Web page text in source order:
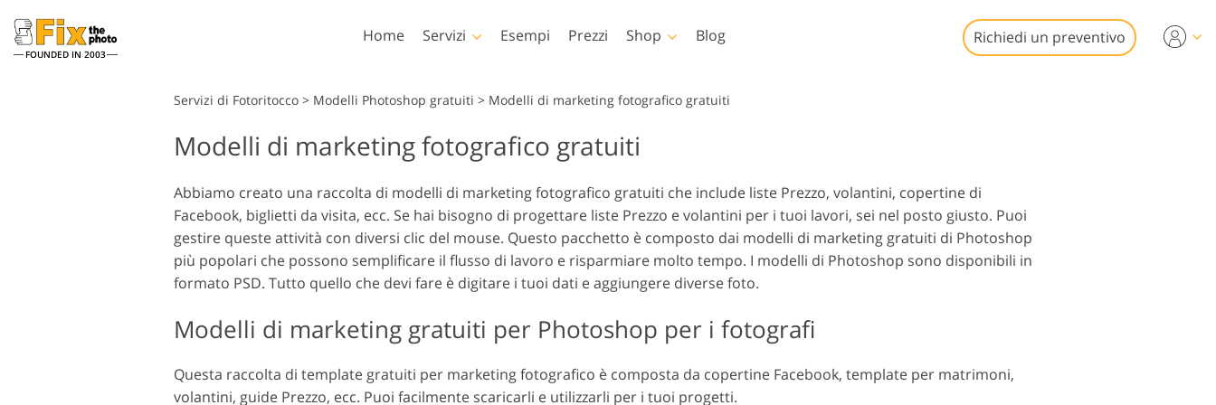
FOUNDED IN 2003
Home Servizi
bambini
immobiliare
Esempi Prezzi Shop
Lightroom
Lightroom Presets
Collezioni
Migliori preset di
Lightroom Deal
Collezione mobile
Photoshop
Azioni di Photoshop
Sovrapposizioni di
Photoshop
Texture di Photoshop
Ps Azioni Intere
Collezioni
Photoshop Packs
Templates
Modelli
Biglietti di San Valentino
Inviti di nozze
Invito di compleanno per
bambini
Blog Richiedi un preventivo
Servizi di Fotoritocco > Modelli Photoshop gratuiti > Modelli di marketing fotografico gratuiti
Modelli di marketing fotografico gratuiti
Abbiamo creato una raccolta di modelli di marketing fotografico gratuiti che include liste Prezzo, volantini, copertine di
Facebook, biglietti da visita, ecc. Se hai bisogno di progettare liste Prezzo e volantini per i tuoi lavori, sei nel posto giusto. Puoi
gestire queste attività con diversi clic del mouse. Questo pacchetto è composto dai modelli di marketing gratuiti di Photoshop
più popolari che possono semplificare il flusso di lavoro e risparmiare molto tempo. I modelli di Photoshop sono disponibili in
formato PSD. Tutto quello che devi fare è digitare i tuoi dati e aggiungere diverse foto.
Modelli di marketing gratuiti per Photoshop per i fotografi
Questa raccolta di template gratuiti per marketing fotografico è composta da copertine Facebook, template per matrimoni,
volantini, guide Prezzo, ecc. Puoi facilmente scaricarli e utilizzarli per i tuoi progetti.